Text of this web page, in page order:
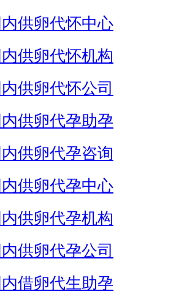
内供卵代怀中心
内供卵代怀机构
内供卵代怀公司
内供卵代孕助孕
内供卵代孕咨询
内供卵代孕中心
内供卵代孕机构
内供卵代孕公司
内借卵代生助孕